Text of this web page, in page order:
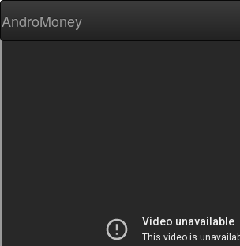
AndroMoney